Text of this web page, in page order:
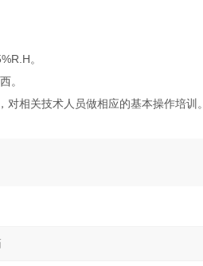
。
。
相关技术人员做相应的基本操作培训。